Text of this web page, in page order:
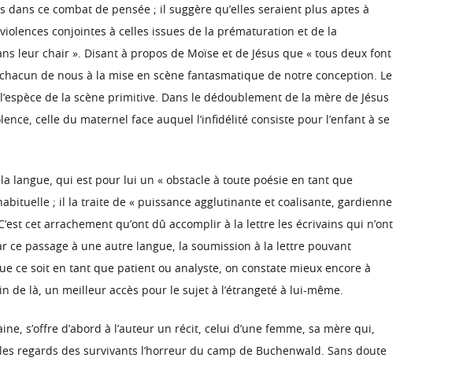
ce combat de pensée ; il suggère qu’elles seraient plus aptes à
conjointes à celles issues de la prématuration et de la
leur chair ». Disant à propos de Moïse et de Jésus que « tous deux font
de nous à la mise en scène fantasmatique de notre conception. Le
de la scène primitive. Dans le dédoublement de la mère de Jésus
celle du maternel face auquel l’infidélité consiste pour l’enfant à se
langue, qui est pour lui un « obstacle à toute poésie en tant que
; il la traite de « puissance agglutinante et coalisante, gardienne
cet arrachement qu’ont dû accomplir à la lettre les écrivains qui n’ont
passage à une autre langue, la soumission à la lettre pouvant
ce soit en tant que patient ou analyste, on constate mieux encore à
de là, un meilleur accès pour le sujet à l’étrangeté à lui-même.
s’offre d’abord à l’auteur un récit, celui d’une femme, sa mère qui,
regards des survivants l’horreur du camp de Buchenwald. Sans doute